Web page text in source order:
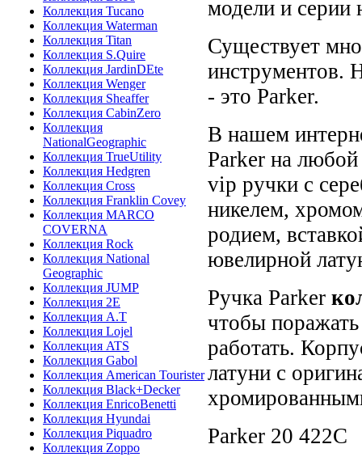
Коллекция Tucano
Коллекция Waterman
Коллекция Titan
Коллекция S.Quire
Коллекция JardinDEte
Коллекция Wenger
Коллекция Sheaffer
Коллекция CabinZero
Коллекция
NationalGeographic
Коллекция TrueUtility
Коллекция Hedgren
Коллекция Cross
Коллекция Franklin Covey
Коллекция MARCO
COVERNA
Коллекция Rock
Коллекция National
Geographic
Коллекция JUMP
Коллекция 2E
Коллекция A.T
Коллекция Lojel
Коллекция ATS
Коллекция Gabol
Коллекция American Tourister
Коллекция Black+Decker
Коллекция EnricoBenetti
Коллекция Hyundai
Коллекция Piquadro
Коллекция Zoppo
модели и серии
Существует
инструментов.
- это Parker.
В нашем
Parker на
vip ручки с
никелем,
родием,
ювелирной
Ручка Parker
чтобы
работать.
латуни с
Parker 20 422C